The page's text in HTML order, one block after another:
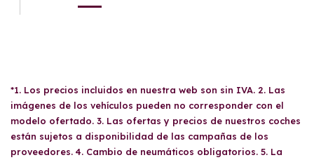
*1. Los precios incluidos en nuestra web son sin IVA. 2. Las
imágenes de los vehículos pueden no corresponder con el
modelo ofertado. 3. Las ofertas y precios de nuestros coches
están sujetos a disponibilidad de las campañas de los
proveedores. 4. Cambio de neumáticos obligatorios. 5. La